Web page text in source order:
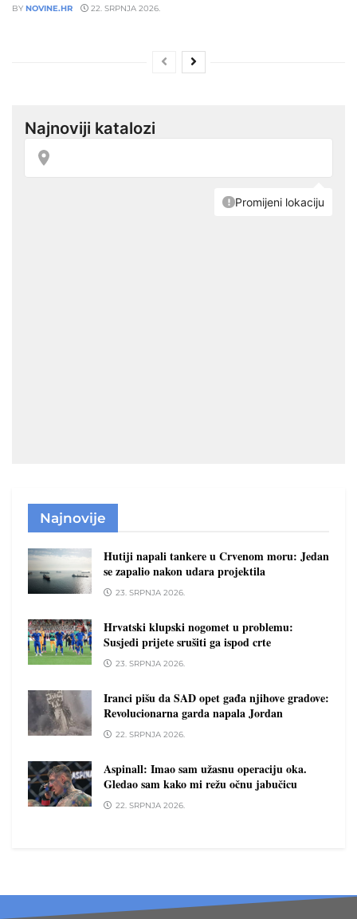
BY NOVINE.HR 22. SRPNJA 2026.
Najnovije
Hutiji napali tankere u Crvenom moru: Jedan
se zapalio nakon udara projektila
23. SRPNJA 2026.
Hrvatski klupski nogomet u problemu:
Susjedi prijete srušiti ga ispod crte
23. SRPNJA 2026.
Iranci pišu da SAD opet gađa njihove gradove:
Revolucionarna garda napala Jordan
22. SRPNJA 2026.
Aspinall: Imao sam užasnu operaciju oka.
Gledao sam kako mi režu očnu jabučicu
22. SRPNJA 2026.